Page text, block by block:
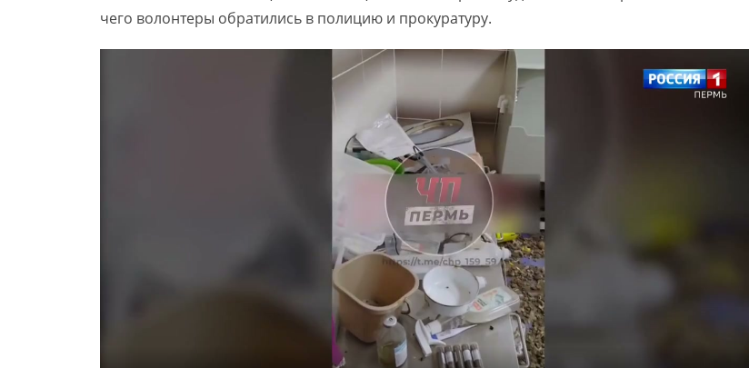
чего волонтеры обратились в полицию и прокуратуру.